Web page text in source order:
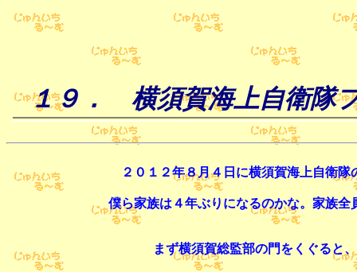
１９． 横須賀海上自衛隊
２０１２年８月４日に横須賀海上自衛
僕ら家族は４年ぶりになるのかな。家族
まず横須賀総監部の門をくぐると